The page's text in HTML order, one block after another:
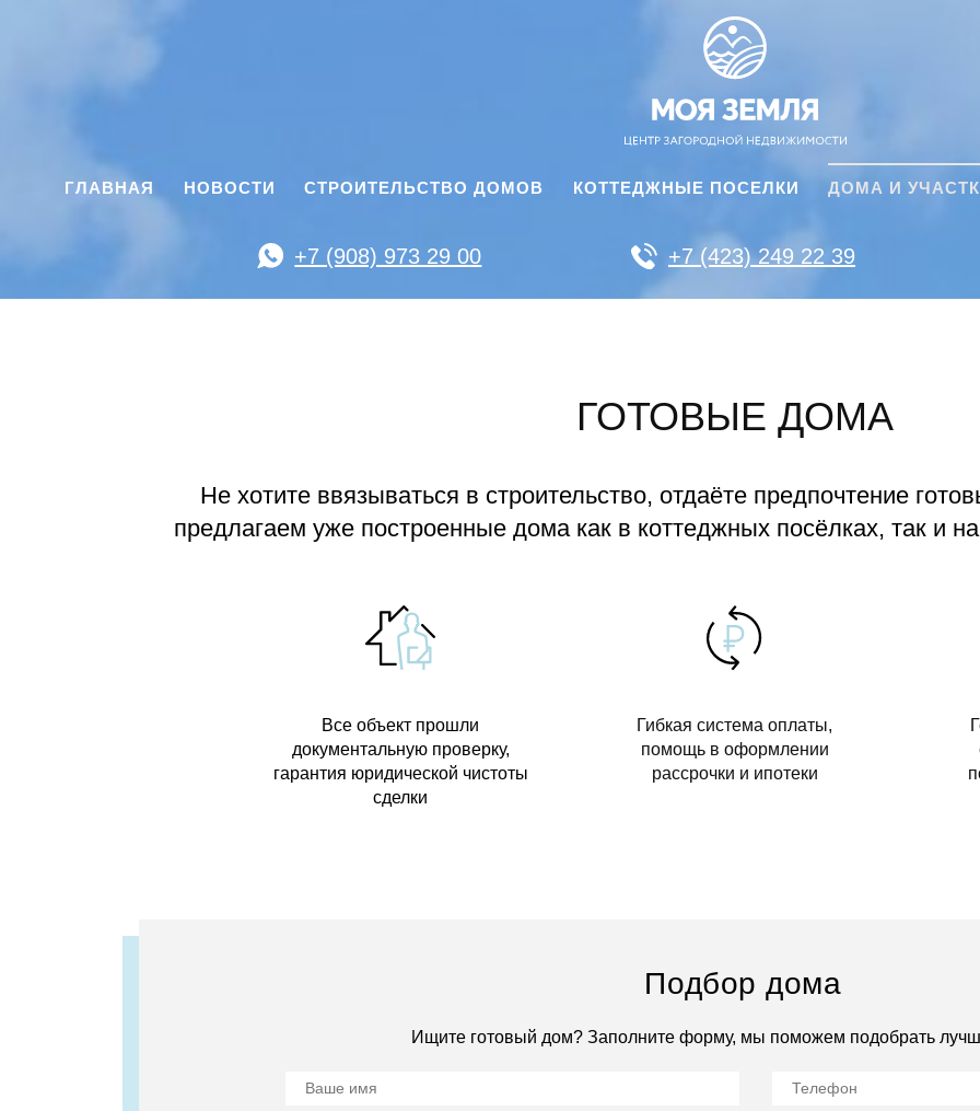
ГЛАВНАЯ НОВОСТИ СТРОИТЕЛЬСТВО ДОМОВ КОТТЕДЖНЫЕ ПОСЕЛКИ ДОМА И
+7 (908) 973 29 00 +7 (423) 249 22 39
ГОТОВЫЕ ДОМА
Не хотите ввязываться в строительство, отдаёте предпочтение
предлагаем уже построенные дома как в коттеджных посёлках, так и
Все объект прошли
документальную проверку,
гарантия юридической чистоты
сделки
Гибкая система оплаты,
помощь в оформлении
рассрочки и ипотеки
Подбор дома
Ищите готовый дом? Заполните форму, мы поможем подобрать